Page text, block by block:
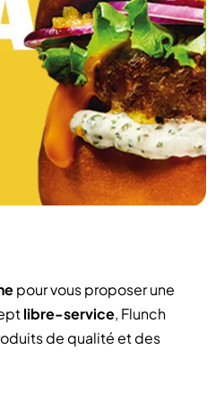
pour vous proposer une
libre-service, Flunch
de qualité et des